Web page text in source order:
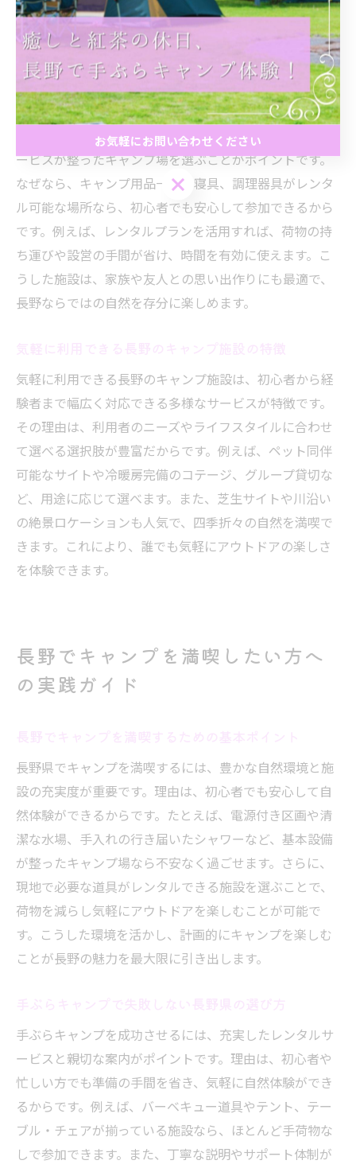
らに、雨天時でも利用可能な屋根付き施設を選ぶと、天
候に左右されず安心です。こうした工夫で、より気軽な
アウトドア体験が可能になります。
長野県で準備不要のキャンプを実現する方法
長野県で準備不要のキャンプを実現するには、設備やサ
ービスが整ったキャンプ場を選ぶことがポイントです。
なぜなら、キャンプ用品一式や寝具、調理器具がレンタ
ル可能な場所なら、初心者でも安心して参加できるから
です。例えば、レンタルプランを活用すれば、荷物の持
ち運びや設営の手間が省け、時間を有効に使えます。こ
うした施設は、家族や友人との思い出作りにも最適で、
長野ならではの自然を存分に楽しめます。
気軽に利用できる長野のキャンプ施設は、初心者から経
験者まで幅広く対応できる多様なサービスが特徴です。
その理由は、利用者のニーズやライフスタイルに合わせ
て選べる選択肢が豊富だからです。例えば、ペット同伴
可能なサイトや冷暖房完備のコテージ、グループ貸切な
ど、用途に応じて選べます。また、芝生サイトや川沿い
の絶景ロケーションも人気で、四季折々の自然を満喫で
きます。これにより、誰でも気軽にアウトドアの楽しさ
を体験できます。
長野でキャンプを満喫したい方へ
の実践ガイド
長野県でキャンプを満喫するには、豊かな自然環境と施
設の充実度が重要です。理由は、初心者でも安心して自
然体験ができるからです。たとえば、電源付き区画や清
潔な水場、手入れの行き届いたシャワーなど、基本設備
が整ったキャンプ場なら不安なく過ごせます。さらに、
現地で必要な道具がレンタルできる施設を選ぶことで、
荷物を減らし気軽にアウトドアを楽しむことが可能で
す。こうした環境を活かし、計画的にキャンプを楽しむ
ことが長野の魅力を最大限に引き出します。
手ぶらキャンプを成功させるには、充実したレンタルサ
ービスと親切な案内がポイントです。理由は、初心者や
忙しい方でも準備の手間を省き、気軽に自然体験ができ
るからです。例えば、バーベキュー道具やテント、テー
ブル・チェアが揃っている施設なら、ほとんど手荷物な
しで参加できます。また、丁寧な説明やサポート体制が
お気軽にお問い合わせください
お気軽にお問い合わせください